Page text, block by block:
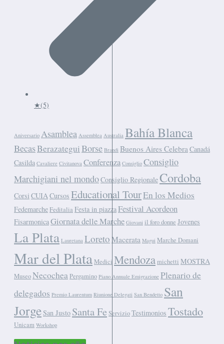
★(5)
Aniversario Asamblea Assemblea Australia Bahía Blanca
BecasBerazateguiBorse Brandi Buenos Aires Celebra Canadá
Casilda Cavaliere Civitanova Conferenza Consiglio Consiglio
Marchigiani nel mondoConsiglio RegionaleCordoba
Corsi CUIA Cursos Educational TourEn los Medios
FedemarcheFeditaliaFesta in piazzaFestival Acordeon
FisarmonicaGiornata delle Marche Giovani il foro donne Jovenes
La Plata Lauretana Loreto Macerata Magui Marche Domani
Mar del PlataMedici Mendozamichetti MOSTRA
MuseoNecocheaPergamino Piano Annuale Emigrazione Plenario de
delegados Premio Laurentum Riunione Delegati San Bendetto San
JorgeSan Justo Santa FeServizioTestimonios Tostado
Unicam Workshop